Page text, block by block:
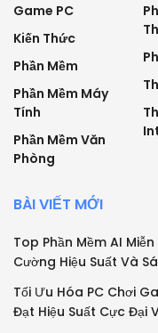
Game PC
Kiến Thức
Phần Mềm
Phần Mềm Máy
Tính
Phần Mềm Văn
Phòng
BÀI VIẾT MỚI
Top Phần Mềm AI
Cường Hiệu Suất Và
Tối Ưu Hóa PC Chơi
Đạt Hiệu Suất Cực Đại